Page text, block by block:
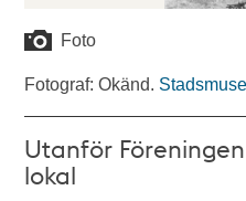
Foto
Fotograf: Okänd.
Utanför
lokal